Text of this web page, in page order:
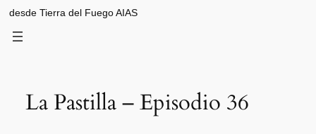
desde Tierra del Fuego AIAS
La Pastilla – Episodio 36